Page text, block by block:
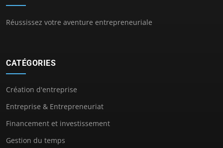
Réussissez votre aventure entrepreneuriale
CATÉGORIES
Création d'entreprise
Entreprise & Entrepreneuriat
Financement et investissement
Gestion du temps